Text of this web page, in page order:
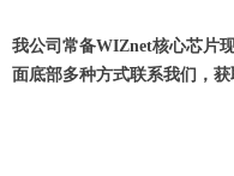
我公司常备WIZnet核心芯片
面底部多种方式联系我们，